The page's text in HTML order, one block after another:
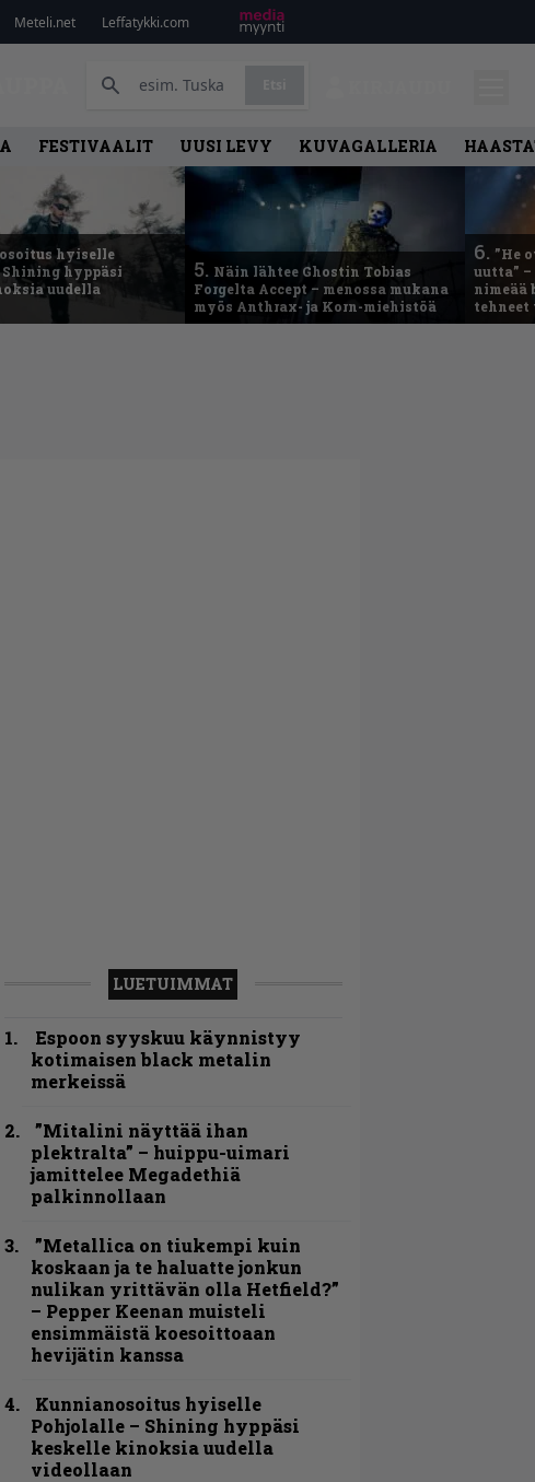
Meteli.net Leffatykki.com
FESTIVAALIT UUSI LEVY KUVAGALLERIA
hyiselle
Shining hyppäsi
uudella
5. Näin lähtee Ghostin Tobias
Forgelta Accept – menossa mukana
myös Anthrax- ja Korn-miehistöä
6. ”He
uutta”
nimeää
LUETUIMMAT
Espoon syyskuu käynnistyy
kotimaisen black metalin
merkeissä
”Mitalini näyttää ihan
plektralta” – huippu-uimari
jamittelee Megadethiä
palkinnollaan
”Metallica on tiukempi kuin
koskaan ja te haluatte jonkun
nulikan yrittävän olla Hetfield?”
– Pepper Keenan muisteli
ensimmäistä koesoittoaan
hevijätin kanssa
Kunnianosoitus hyiselle
Pohjolalle – Shining hyppäsi
keskelle kinoksia uudella
videollaan